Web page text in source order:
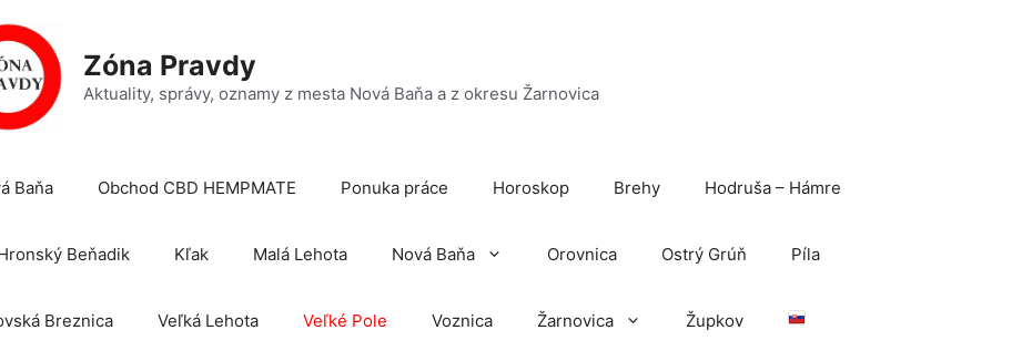
Zóna Pravdy
Aktuality, správy, oznamy z mesta Nová Baňa a z okresu Žarnovica
Baňa Obchod CBD HEMPMATE Ponuka práce Horoskop Brehy Hodruša – Hámre
Beňadik Kľak Malá Lehota Nová Baňa Orovnica Ostrý Grúň Píla
Breznica Veľká Lehota Veľké Pole Voznica Žarnovica Župkov